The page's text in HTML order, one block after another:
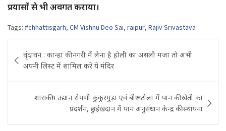
प्रयासों से भी अवगत कराया।
Tags: #chhattisgarh, CM Vishnu Deo Sai, raipur, Rajiv Srivastava
navigation
वृंदावन : कान्हा की नगरी में लेना है होली का असली मजा तो अभी
अपनी लिस्ट में शामिल करे ये मंदिर
शासकीय उद्यान रोपणी कुकुरमुड़ा एवं बीरूटोला में पान की खेती का
प्रदर्शन, छुईखदान में पान अनुसंधान केन्द्र की स्थापना